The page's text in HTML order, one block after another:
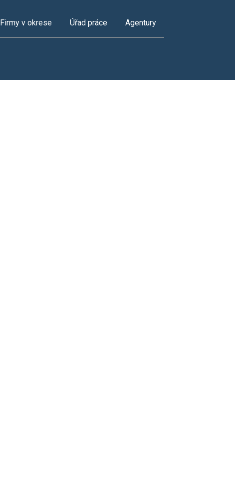
Firmy v okrese Úřad práce Agentury